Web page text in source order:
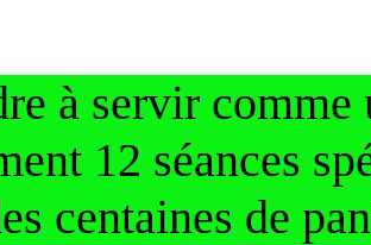
à servir comme
12 séances
centaines de